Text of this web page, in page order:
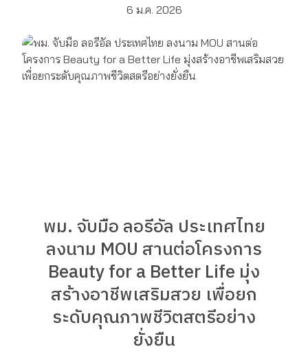
6 ม.ค. 2026
พม. จับมือ ลอรีอัล ประเทศไทย
ลงนาม MOU สานต่อโครงการ
Beauty for a Better Life มุ่ง
สร้างอาชีพเสริมสวย เพื่อยก
ระดับคุณภาพชีวิตสตรีอย่าง
ยั่งยืน